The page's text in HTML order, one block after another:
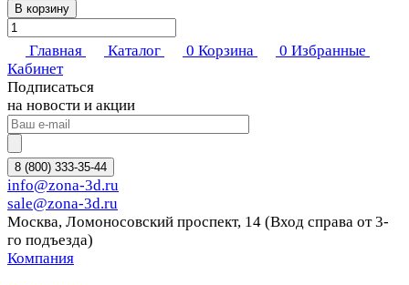
В корзину
Главная Каталог 0 Корзина 0 Избранные
Кабинет
Подписаться
на новости и акции
8 (800) 333-35-44
info@zona-3d.ru
sale@zona-3d.ru
Москва, Ломоносовский проспект, 14 (Вход справа от 3-
го подъезда)
Компания